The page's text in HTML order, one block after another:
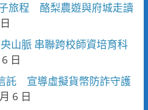
旅程 酪梨農遊與府城走讀
山脈 串聯跨校師資培育科
日
託 宣導虛擬貨幣防詐守護
6 日